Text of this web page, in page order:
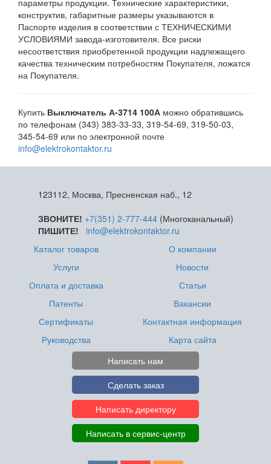
параметры продукции. Технические характеристики,
конструктив, габаритные размеры указываются в
Паспорте изделия в соответствии с ТЕХНИЧЕСКИМИ
УСЛОВИЯМИ завода-изготовителя. Все риски
несоответствия приобретенной продукции надлежащего
качества техническим потребностям Покупателя, ложатся
на Покупателя.
Купить Выключатель А-3714 100А можно обратившись
по телефонам (343) 383-33-33, 319-54-69, 319-50-03,
345-54-69 или по электронной почте
info@elektrokontaktor.ru
123112, Москва, Пресненская наб., 12
ЗВОНИТЕ! +7(351) 2-777-444(Многоканальный)
ПИШИТЕ!
info@elektrokontaktor.ru
Каталог товаров
Услуги
Оплата и доставка
Патенты
Сертификаты
Руководства
О компании
Новости
Статьи
Вакансии
Контактная информация
Карта сайта
Написать нам
Сделать заказ
Написать директору
Написать в сервис-центр